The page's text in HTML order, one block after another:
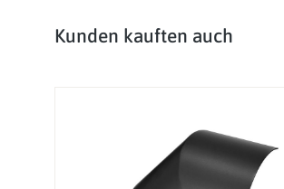
Produktgalerie überspringen
Kunden kauften auch